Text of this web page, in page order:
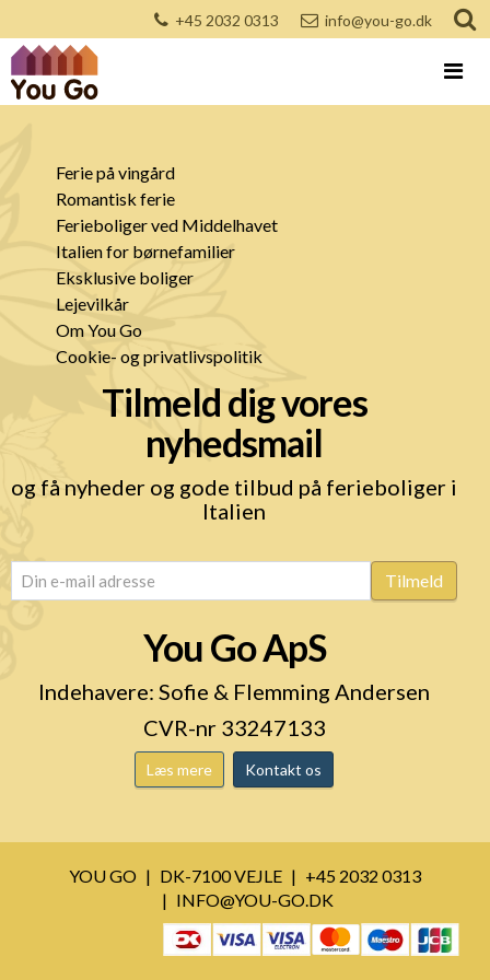
+45 2032 0313 info@you-go.dk
Ferie på vingård
Romantisk ferie
Ferieboliger ved Middelhavet
Italien for børnefamilier
Eksklusive boliger
Lejevilkår
Om You Go
Cookie- og privatlivspolitik
Tilmeld dig vores
nyhedsmail
og få nyheder og gode tilbud på ferieboliger i
Italien
email (Påkrævet) Tilmeld
You Go ApS
Indehavere: Sofie & Flemming Andersen
CVR-nr 33247133
Læs mere Kontakt os
YOU GO DK-7100 VEJLE
+45 2032 0313
INFO@YOU-GO.DK